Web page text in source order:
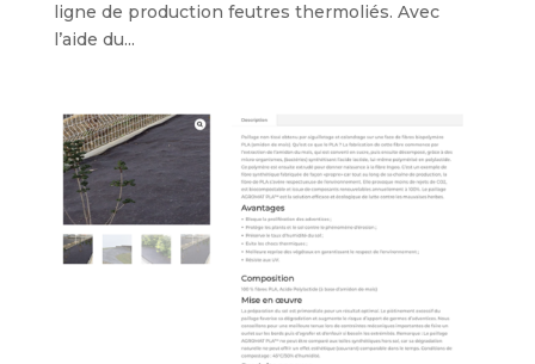
ligne de production feutres thermoliés. Avec
l’aide du...